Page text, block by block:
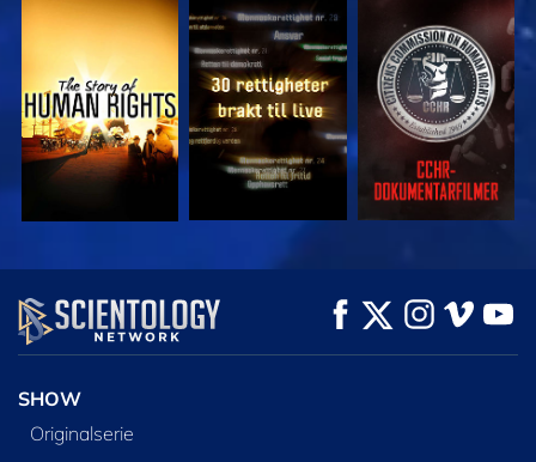
SE SE SE
SE UTFORSK SERIEN
SHOW
Originalserie